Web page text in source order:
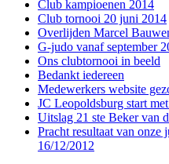
Club kampioenen 2014
Club tornooi 20 juni 2014
Overlijden Marcel
G-judo vanaf september
Ons clubtornooi in beeld
Bedankt iedereen
Medewerkers website
JC Leopoldsburg start
Uitslag 21 ste Beker van
Pracht resultaat van onze
16/12/2012